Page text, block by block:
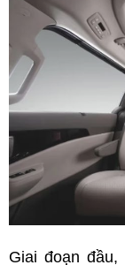
Giai đoạn đầu,